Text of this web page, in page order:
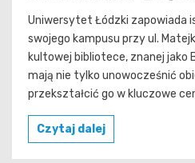
Uniwersytet Łódzki zapowiada
swojego kampusu przy ul.
kultowej bibliotece, znanej jako
mają nie tylko unowocześnić
przekształcić go w kluczowe
Czytaj dalej